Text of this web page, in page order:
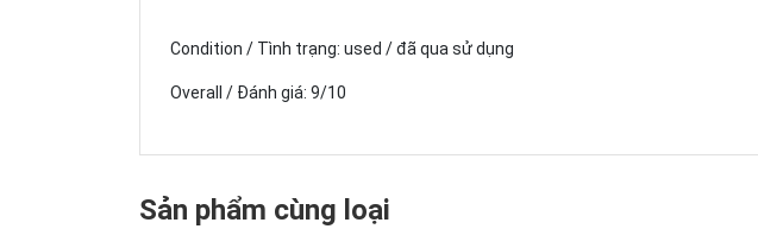
Condition / Tình trạng: used / đã qua sử dụng
Overall / Đánh giá: 9/10
Sản phẩm cùng loại